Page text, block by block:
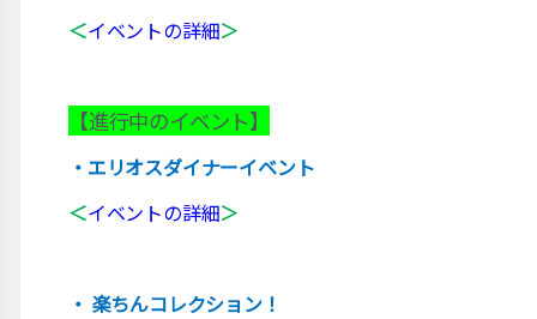
＜イベントの詳細＞
【進行中のイベント】
・エリオスダイナーイベント
＜イベントの詳細＞
・ 楽ちんコレクション！